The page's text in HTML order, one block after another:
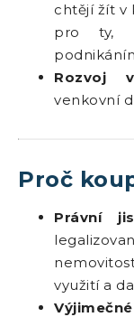
chtějí žít v
pro ty,
Rozvoj
venkovní
Proč
Právní
využití a